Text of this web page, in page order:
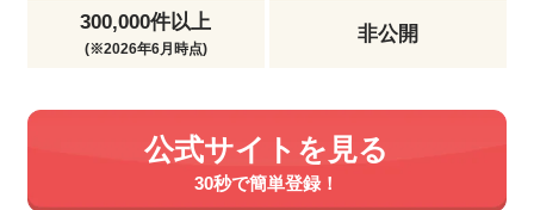
300,000件以上
(※2026年6月時点)
非公開
公式サイトを見る
30秒で簡単登録！